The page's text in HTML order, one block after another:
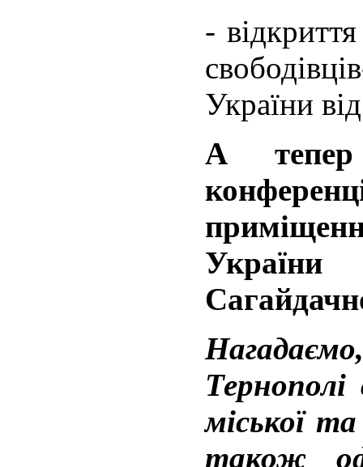
-
України
А
України
міської
також